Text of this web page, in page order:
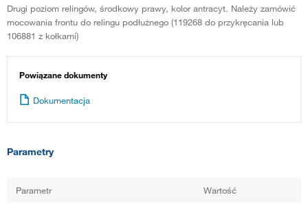
Drugi poziom relingów, środkowy prawy, kolor antracyt. Należy zamówić
mocowania frontu do relingu podłużnego (119268 do przykręcania lub
106881 z kołkami)
Powiązane dokumenty
Dokumentacja
Parametry
Parametr Wartość